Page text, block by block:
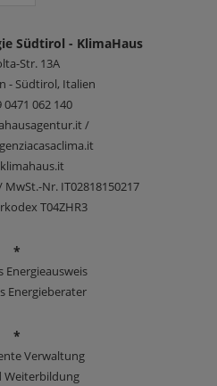
Südtirol - KlimaHaus
Str. 13A
- Südtirol, Italien
0471 062 140
/
Nr. IT02818150217
T04ZHR3
*
Energieausweis
Energieberater
*
Verwaltung
Weiterbildung